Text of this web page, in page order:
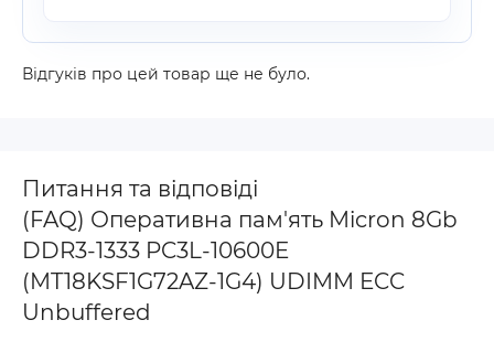
Відгуків про цей товар ще не було.
Питання та відповіді
(FAQ) Оперативна пам'ять Micron 8Gb
DDR3-1333 PC3L-10600E
(MT18KSF1G72AZ-1G4) UDIMM ECC
Unbuffered